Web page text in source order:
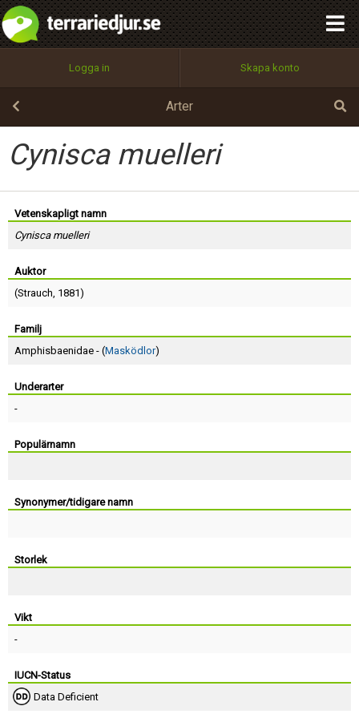
Logga in Skapa konto
Arter
Cynisca muelleri
Vetenskapligt namn
Cynisca muelleri
Auktor
(Strauch, 1881)
Familj
Amphisbaenidae - (Masködlor)
Underarter
-
Populärnamn
Synonymer/tidigare namn
Storlek
Vikt
-
IUCN-Status
Data Deficient
Utför
100%
OK
integritetspolicy
Namn:
Epost:
Användarnamn:
Lösenord:
Terms of Service
Skapa konto
Begär nytt lösenord
Tillbaka till förstasidan